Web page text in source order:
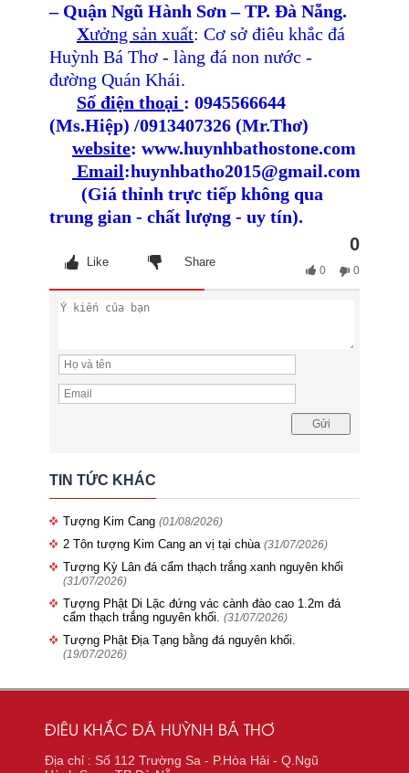
– Quận Ngũ Hành Sơn – TP. Đà Nẵng.
Xưởng sản xuất: Cơ sở điêu khắc đá
Huỳnh Bá Thơ - làng đá non nước -
đường Quán Khái.
Số điện thoại : 0945566644
(Ms.Hiệp) /0913407326 (Mr.Thơ)
website: www.huynhbathostone.com
Email:huynhbatho2015@gmail.com
(Giá thỉnh trực tiếp không qua
trung gian - chất lượng - uy tín).
Like Share
0
0
0
TIN TỨC KHÁC
Tượng Kim Cang (01/08/2026)
2 Tôn tượng Kim Cang an vị tại chùa (31/07/2026)
Tượng Kỳ Lân đá cẩm thạch trắng xanh nguyên khối
(31/07/2026)
Tượng Phật Di Lặc đứng vác cành đào cao 1.2m đá
cẩm thạch trắng nguyên khối. (31/07/2026)
Tượng Phật Địa Tạng bằng đá nguyên khối.
(19/07/2026)
ĐIÊU KHẮC ĐÁ HUỲNH BÁ THƠ
Địa chỉ : Số 112 Trường Sa - P.Hòa Hải - Q.Ngũ